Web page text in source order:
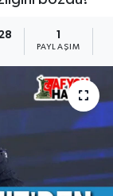
PAYLAŞIM